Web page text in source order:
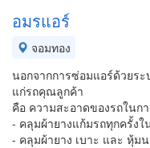
อมรแอร์
จอมทอง
นอกจากการซ่อมแอร์ด้วยร
แก่รถคุณลูกค้า
คือ ความสะอาดของรถในก
- คลุมผ้ายางแก้มรถทุกครั้งใ
- คลุมผ้ายาง เบาะ และ หุ้ม